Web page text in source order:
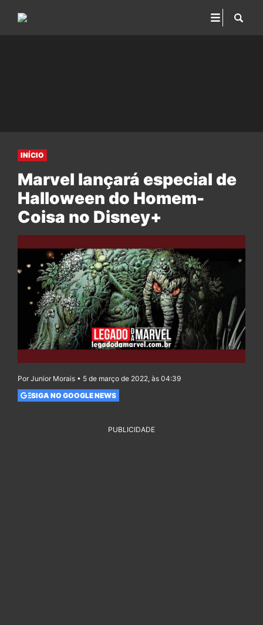
INÍCIO
Marvel lançará especial de
Halloween do Homem-
Coisa no Disney+
Por Junior Morais • 5 de março de 2022, às 04:39
SIGA NO GOOGLE NEWS
PUBLICIDADE